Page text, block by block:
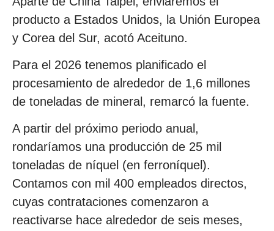
producto a Estados Unidos, la Unión Europea
y Corea del Sur, acotó Aceituno.
Para el 2026 tenemos planificado el
procesamiento de alrededor de 1,6 millones
de toneladas de mineral, remarcó la fuente.
A partir del próximo periodo anual,
rondaríamos una producción de 25 mil
toneladas de níquel (en ferroníquel).
Contamos con mil 400 empleados directos,
cuyas contrataciones comenzaron a
reactivarse hace alrededor de seis meses,